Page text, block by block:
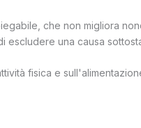
che non migliora
escludere una causa
fisica e